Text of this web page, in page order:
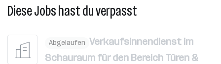
Diese Jobs hast du verpasst
Abgelaufen Verkaufsinnendienst im
Schauraum für den Bereich Türen &